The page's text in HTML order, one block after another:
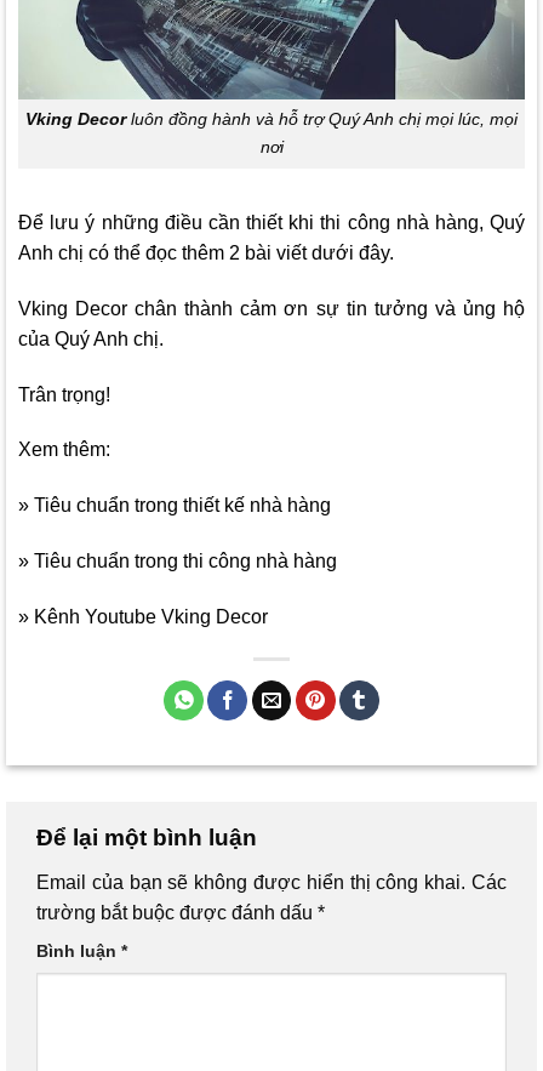
Vking Decorluôn đồng hành và hỗ trợ Quý Anh chị mọi lúc, mọi
nơi
Để lưu ý những điều cần thiết khi thi công nhà hàng, Quý
Anh chị có thể đọc thêm 2 bài viết dưới đây.
Vking Decor chân thành cảm ơn sự tin tưởng và ủng hộ
của Quý Anh chị.
Trân trọng!
Xem thêm:
» Tiêu chuẩn trong thiết kế nhà hàng
» Tiêu chuẩn trong thi công nhà hàng
» Kênh Youtube Vking Decor
Để lại một bình luận
Email của bạn sẽ không được hiển thị công khai. Các
trường bắt buộc được đánh dấu *
Bình luận *